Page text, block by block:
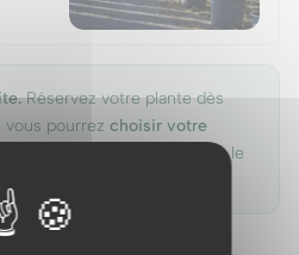
Réservez votre plante dès
vous pourrez choisir votre
~1 mois) — nous estimons le
partenaires.